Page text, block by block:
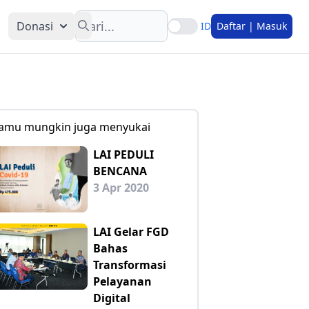
Donasi
Search
ID Daftar | Masuk
mungkin juga menyukai
LAI PEDULI
BENCANA
3 Apr 2020
LAI Gelar FGD
Bahas
Transformasi
Pelayanan
Digital